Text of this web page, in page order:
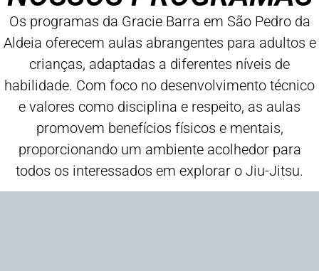
Os programas da Gracie Barra em São Pedro da
Aldeia oferecem aulas abrangentes para adultos e
crianças, adaptadas a diferentes níveis de
habilidade. Com foco no desenvolvimento técnico
e valores como disciplina e respeito, as aulas
promovem benefícios físicos e mentais,
proporcionando um ambiente acolhedor para
todos os interessados em explorar o Jiu-Jitsu.